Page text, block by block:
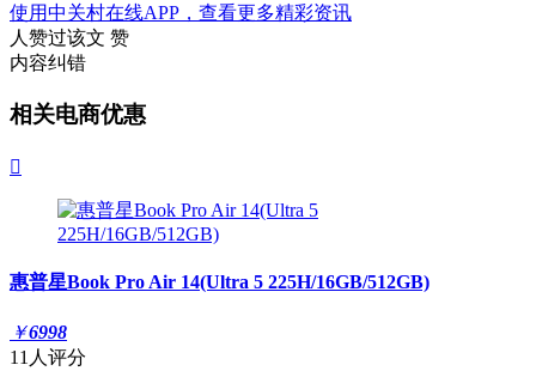
使用中关村在线APP，查看更多精彩资讯
人赞过该文 赞
内容纠错
相关电商优惠

惠普星Book Pro Air 14(Ultra 5 225H/16GB/512GB)
￥6998
11人评分